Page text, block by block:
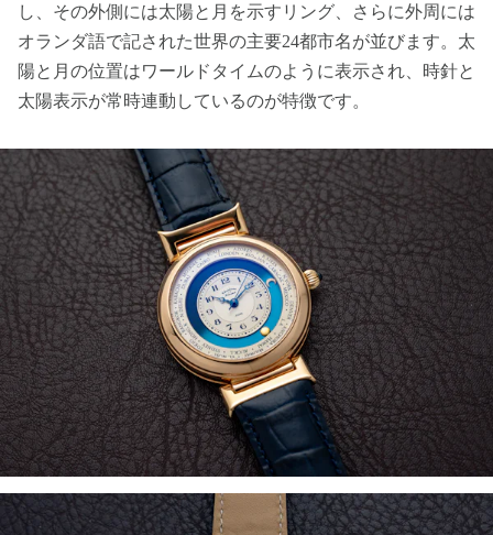
し、その外側には太陽と月を示すリング、さらに外周には
オランダ語で記された世界の主要24都市名が並びます。太
陽と月の位置はワールドタイムのように表示され、時針と
太陽表示が常時連動しているのが特徴です。